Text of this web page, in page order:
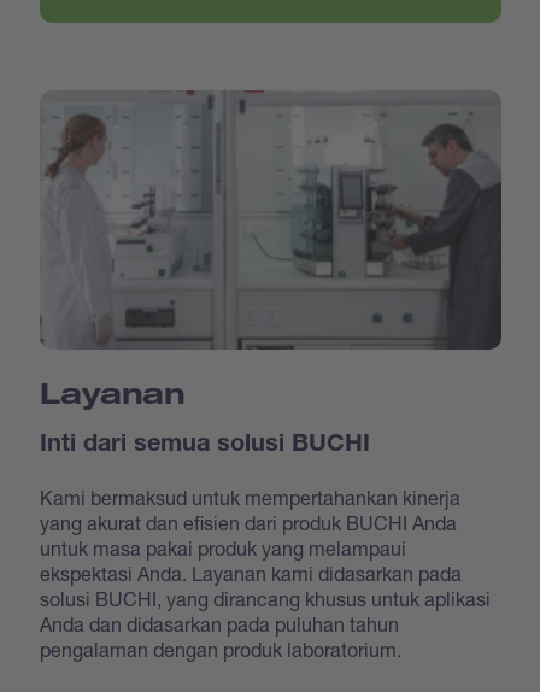
Layanan
Inti dari semua solusi BUCHI
Kami bermaksud untuk mempertahankan kinerja
yang akurat dan efisien dari produk BUCHI Anda
untuk masa pakai produk yang melampaui
ekspektasi Anda. Layanan kami didasarkan pada
solusi BUCHI, yang dirancang khusus untuk aplikasi
Anda dan didasarkan pada puluhan tahun
pengalaman dengan produk laboratorium.